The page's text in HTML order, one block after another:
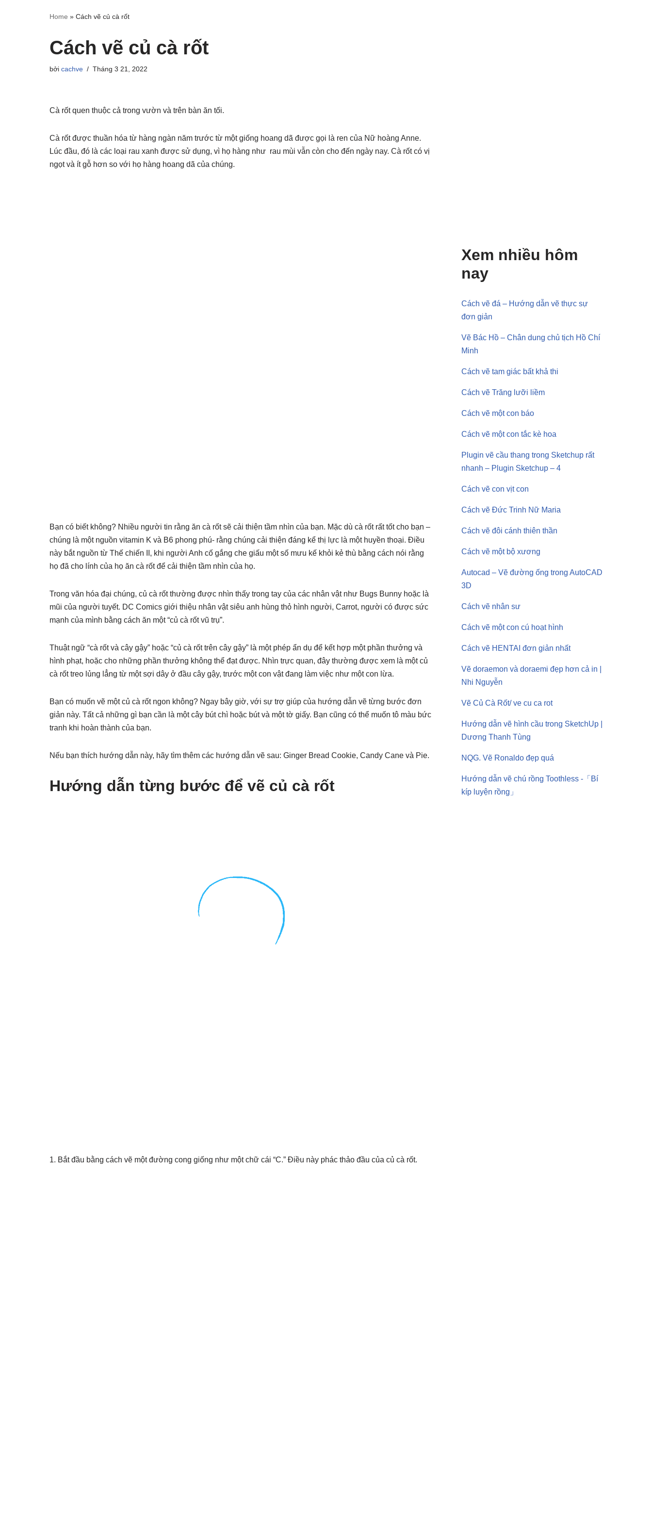
Home » Cách vẽ củ cà rốt
Cách vẽ củ cà rốt
bởi cachve Tháng 3 21, 2022
Cà rốt quen thuộc cả trong vườn và trên bàn ăn tối.
Cà rốt được thuần hóa từ hàng ngàn năm trước từ một giống hoang dã được gọi là ren của Nữ hoàng Anne.
Lúc đầu, đó là các loại rau xanh được sử dụng, vì họ hàng như rau mùi vẫn còn cho đến ngày nay. Cà rốt có vị
ngọt và ít gỗ hơn so với họ hàng hoang dã của chúng.
Bạn có biết không? Nhiều người tin rằng ăn cà rốt sẽ cải thiện tầm nhìn của bạn. Mặc dù cà rốt rất tốt cho bạn –
chúng là một nguồn vitamin K và B6 phong phú- rằng chúng cải thiện đáng kể thị lực là một huyền thoại. Điều
này bắt nguồn từ Thế chiến II, khi người Anh cố gắng che giấu một số mưu kế khỏi kẻ thù bằng cách nói rằng
họ đã cho lính của họ ăn cà rốt để cải thiện tầm nhìn của họ.
Trong văn hóa đại chúng, củ cà rốt thường được nhìn thấy trong tay của các nhân vật như Bugs Bunny hoặc là
mũi của người tuyết. DC Comics giới thiệu nhân vật siêu anh hùng thỏ hình người, Carrot, người có được sức
mạnh của mình bằng cách ăn một “củ cà rốt vũ trụ”.
Thuật ngữ “cà rốt và cây gậy” hoặc “củ cà rốt trên cây gậy” là một phép ẩn dụ để kết hợp một phần thưởng và
hình phạt, hoặc cho những phần thưởng không thể đạt được. Nhìn trực quan, đây thường được xem là một củ
cà rốt treo lủng lẳng từ một sợi dây ở đầu cây gậy, trước một con vật đang làm việc như một con lừa.
Bạn có muốn vẽ một củ cà rốt ngon không? Ngay bây giờ, với sự trợ giúp của hướng dẫn vẽ từng bước đơn
giản này. Tất cả những gì bạn cần là một cây bút chì hoặc bút và một tờ giấy. Bạn cũng có thể muốn tô màu bức
tranh khi hoàn thành của bạn.
Nếu bạn thích hướng dẫn này, hãy tìm thêm các hướng dẫn vẽ sau: Ginger Bread Cookie, Candy Cane và Pie.
Hướng dẫn từng bước để vẽ củ cà rốt
1. Bắt đầu bằng cách vẽ một đường cong giống như một chữ cái “C.” Điều này phác thảo đầu của củ cà rốt.
Xem nhiều hôm
nay
Cách vẽ đá – Hướng dẫn vẽ thực sự
đơn giản
Vẽ Bác Hồ – Chân dung chủ tịch Hồ Chí
Minh
Cách vẽ tam giác bất khả thi
Cách vẽ Trăng lưỡi liềm
Cách vẽ một con báo
Cách vẽ một con tắc kè hoa
Plugin vẽ cầu thang trong Sketchup rất
nhanh – Plugin Sketchup – 4
Cách vẽ con vịt con
Cách vẽ Đức Trinh Nữ Maria
Cách vẽ đôi cánh thiên thần
Cách vẽ một bộ xương
Autocad – Vẽ đường ống trong AutoCAD
3D
Cách vẽ nhân sư
Cách vẽ một con cú hoạt hình
Cách vẽ HENTAI đơn giản nhất
Vẽ doraemon và doraemi đẹp hơn cả in |
Nhi Nguyễn
Vẽ Củ Cà Rốt/ ve cu ca rot
Hướng dẫn vẽ hình cầu trong SketchUp |
Dương Thanh Tùng
NQG. Vẽ Ronaldo đẹp quá
Hướng dẫn vẽ chú rồng Toothless -「Bí
kíp luyện rồng」